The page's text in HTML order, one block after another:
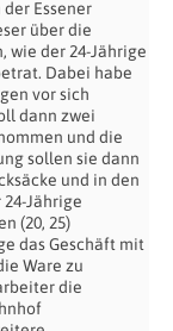
Essener
über die
wie der 24-Jährige
Dabei habe
vor sich
dann zwei
und die
sollen sie dann
und in den
Jährige
(20, 25)
das Geschäft mit
Ware zu
die